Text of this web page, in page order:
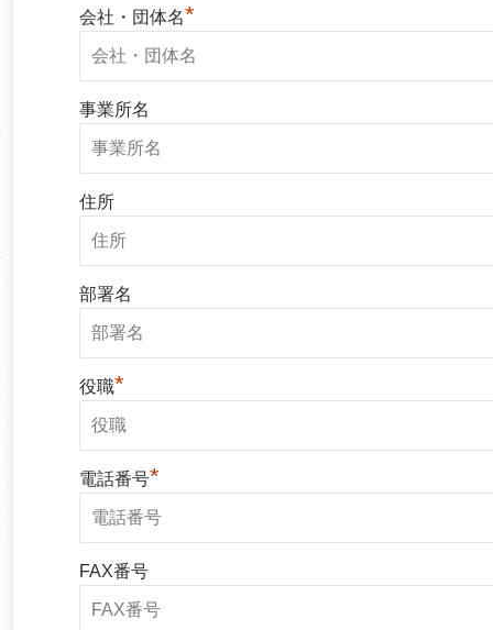
会社・団体名*
事業所名
住所
部署名
役職*
電話番号*
FAX番号